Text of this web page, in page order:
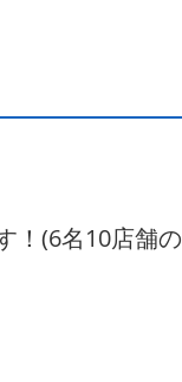
！(6名10店舗